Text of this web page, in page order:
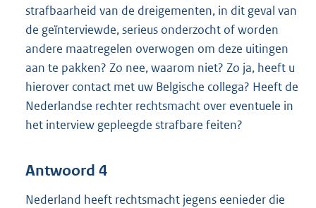
strafbaarheid van de dreigementen, in dit geval van
de geïnterviewde, serieus onderzocht of worden
andere maatregelen overwogen om deze uitingen
aan te pakken? Zo nee, waarom niet? Zo ja, heeft u
hierover contact met uw Belgische collega? Heeft de
Nederlandse rechter rechtsmacht over eventuele in
het interview gepleegde strafbare feiten?
Antwoord 4
Nederland heeft rechtsmacht jegens eenieder die